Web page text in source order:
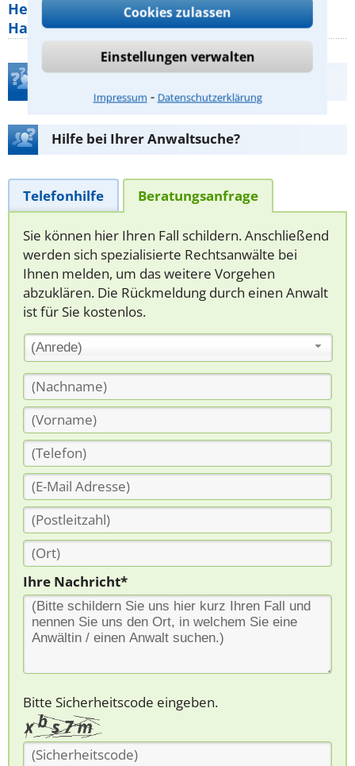
Cookies zulassen
Einstellungen verwalten
Impressum ⁃ Datenschutzerklärung
Heizungsaustausch abgesagt: Was müssen
Hauseigentümer jetzt zum Thema
Hilfe bei Ihrer Anwaltsuche?
Telefonhilfe Beratungsanfrage
Sie können hier Ihren Fall schildern. Anschließend
werden sich spezialisierte Rechtsanwälte bei
Ihnen melden, um das weitere Vorgehen
abzuklären. Die Rückmeldung durch einen Anwalt
ist für Sie kostenlos.
(Anrede)
Ihre Nachricht*
Bitte Sicherheitscode eingeben.